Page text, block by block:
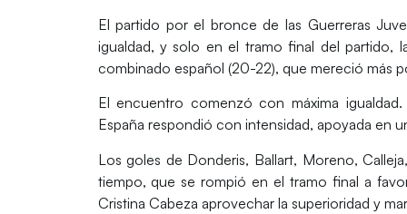
El partido por el bronce de las Guerreras
igualdad, y solo en el tramo final del partido,
combinado español (20-22), que mereció más
El encuentro comenzó con máxima
España respondió con intensidad, apoyada en
Los goles de Donderis, Ballart, Moreno,
tiempo, que se rompió en el tramo final a
Cristina Cabeza aprovechar la superioridad y